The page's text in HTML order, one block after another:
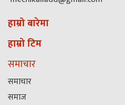
हाम्रो बारेमा
हाम्रो टिम
समाचार
समाचार
समाज